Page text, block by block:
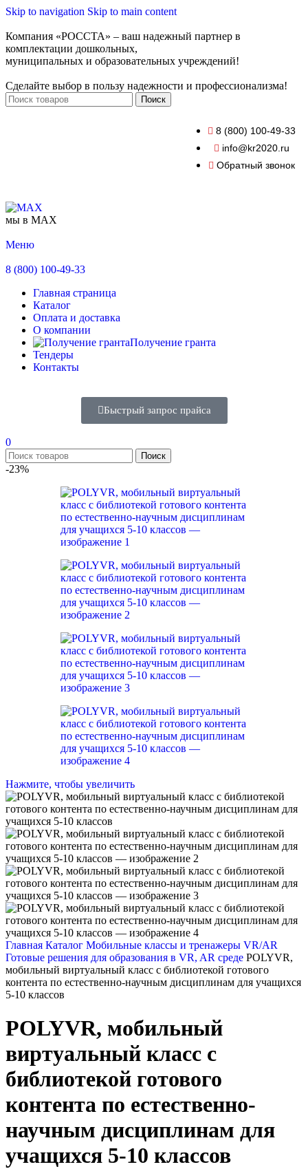
Skip to navigation Skip to main content
Компания «РОССТА» – ваш надежный партнер в
комплектации дошкольных,
муниципальных и образовательных учреждений!
Сделайте выбор в пользу надежности и профессионализма!
Поиск
8 (800) 100-49-33
info@kr2020.ru
Обратный звонок
мы в MAX
Меню
8 (800) 100-49-33
Главная страница
Каталог
Оплата и доставка
О компании
Получение гранта
Тендеры
Контакты
Быстрый запрос прайса
0
Поиск
-23%
Нажмите, чтобы увеличить
Главная Каталог Мобильные классы и тренажеры VR/AR
Готовые решения для образования в VR, AR среде POLYVR,
мобильный виртуальный класс с библиотекой готового
контента по естественно-научным дисциплинам для учащихся
5-10 классов
POLYVR, мобильный
виртуальный класс с
библиотекой готового
контента по естественно-
научным дисциплинам для
учащихся 5-10 классов